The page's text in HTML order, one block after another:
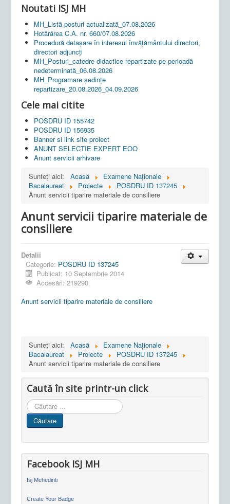
Noutati ISJ MH
MH_Listă posturi actualizată_07.08.2026
Hotărârea C.A. nr. 660/07.08.2026
Procedură detașare în interesul învățământului directori,
directori adjuncți
MH_Posturi_catedre didactice repartizate pe perioadă
nedeterminată_06.08.2026
MH_Programare ședințe
repartizare_20.08.2026_04.09.2026
Cele mai citite
POSDRU ID 155742
POSDRU ID 156935
Banner si link site proiect
ANUNT SELECTIE EXPERT EOO
Anunt servicii arhivare
Sunteți aici:
Acasă
Examene Naționale
Bacalaureat
Proiecte
POSDRU ID 137245
Anunt servicii tiparire materiale de consiliere
Anunt servicii tiparire materiale de
consiliere
Detalii
Categorie: POSDRU ID 137245
Publicat: 10 Septembrie 2014
Accesări: 219290
Anunt servicii tiparire materiale de consiliere
Sunteți aici: Acasă
Examene Naționale
Bacalaureat
Proiecte
POSDRU ID 137245
Anunt servicii tiparire materiale de consiliere
Caută în site printr-un click
Cauta
in
site
Căutare
Facebook ISJ MH
Isj Mehedinti
Create Your Badge